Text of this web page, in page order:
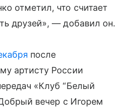
отметил, что считает
друзей», — добавил он.
после
артисту России
«Клуб “Белый
вечер с Игорем